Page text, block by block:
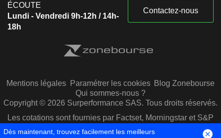
ÉCOUTE
Lundi - Vendredi 9h-12h / 14h-
18h
Contactez-nous
Mentions légales Paramétrer les cookies Blog Zonebourse
Qui sommes-nous ?
Copyright © 2026 Surperformance SAS. Tous droits réservés.
Les cotations sont fournies par Factset, Morningstar et S&P
Capital IQ
Dès maintenant, trouvez facilement les meilleurs